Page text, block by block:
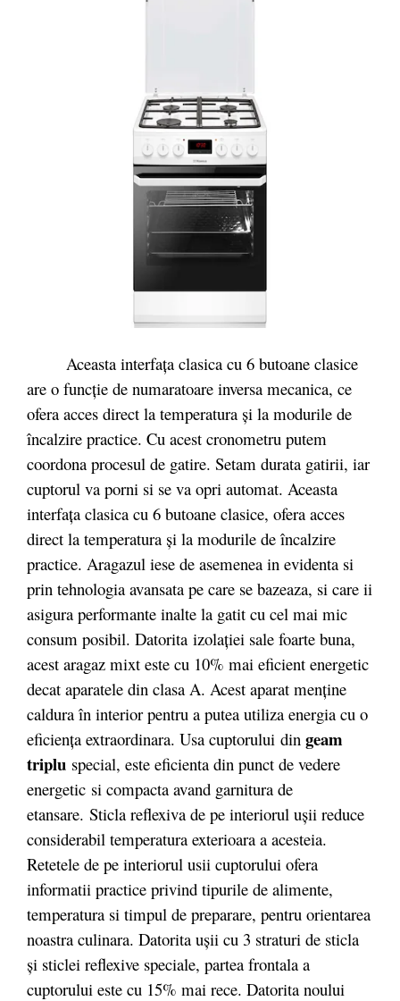
Aceasta interfaţa clasica cu 6 butoane clasice
are o funcţie de numaratoare inversa mecanica, ce
ofera acces direct la temperatura şi la modurile de
încalzire practice. Cu acest cronometru putem
coordona procesul de gatire. Setam durata gatirii, iar
cuptorul va porni si se va opri automat. Aceasta
interfaţa clasica cu 6 butoane clasice, ofera acces
direct la temperatura şi la modurile de încalzire
practice. Aragazul iese de asemenea in evidenta si
prin tehnologia avansata pe care se bazeaza, si care ii
asigura performante inalte la gatit cu cel mai mic
consum posibil. Datorita izolaţiei sale foarte buna,
acest aragaz mixt este cu 10% mai eficient energetic
decat aparatele din clasa A. Acest aparat menţine
caldura în interior pentru a putea utiliza energia cu o
eficienţa extraordinara. Usa cuptorului din geam
triplu special, este eficienta din punct de vedere
energetic si compacta avand garnitura de
etansare. Sticla reflexiva de pe interiorul uşii reduce
considerabil temperatura exterioara a acesteia.
Retetele de pe interiorul usii cuptorului ofera
informatii practice privind tipurile de alimente,
temperatura si timpul de preparare, pentru orientarea
noastra culinara. Datorita uşii cu 3 straturi de sticla
şi sticlei reflexive speciale, partea frontala a
cuptorului este cu 15% mai rece. Datorita noului